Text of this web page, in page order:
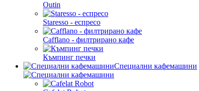
Outin
Staresso - еспресо
Cafflano - филтрирано кафе
Къмпинг печки
Специални кафемашини